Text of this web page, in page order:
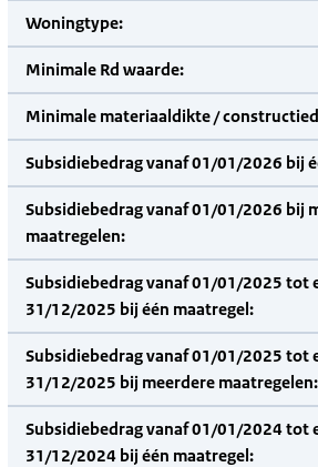
Woningtype:
Minimale Rd waarde:
Minimale materiaaldikte /
Subsidiebedrag vanaf 01/01/2026 bij
Subsidiebedrag vanaf 01/01/2026 bij
maatregelen:
Subsidiebedrag vanaf 01/01/2025 tot
31/12/2025 bij één maatregel:
Subsidiebedrag vanaf 01/01/2025 tot
31/12/2025 bij meerdere maatregelen:
Subsidiebedrag vanaf 01/01/2024 tot
31/12/2024 bij één maatregel: